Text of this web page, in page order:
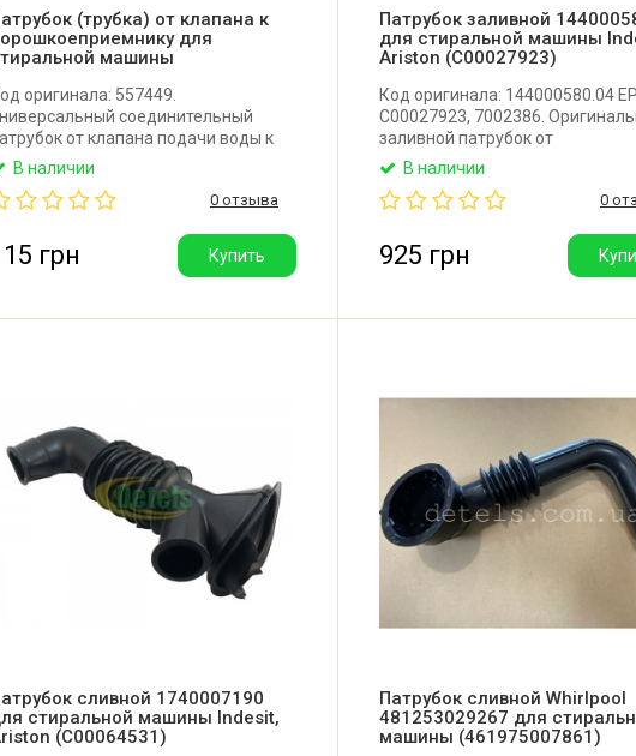
(трубка) от клапана к
для
машины
оригинала: 557449.
соединительный
от клапана подачи воды к
порошкомриемнику для стиральной
Длина: 1000 мм. Внутренний
9 мм. Наружный диаметр: 15
размера.
В наличии
0 отзыва
грн Купить
Патрубок заливной
для стиральной машины
Ariston (C00027923)
Код оригинала: 144000580.04
C00027923, 7002386.
заливной патрубок от
порошкоприемника к баку для
стиральной машины Indesit,
Производитель: Италия.
В наличии
0
925 грн
сливной 1740007190
стиральной машины Indesit,
(C00064531)
Патрубок сливной Whirlpool
481253029267 для
машины (461975007861)